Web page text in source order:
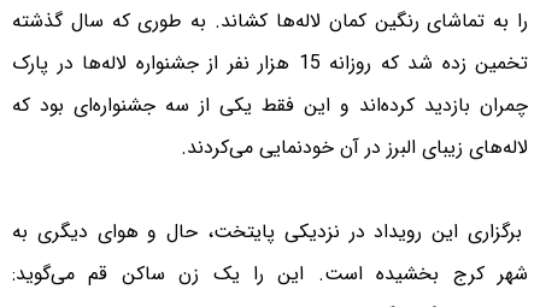
را به تماشای رنگین کمان لاله‌ها کشاند. به طوری که سال گذشته
تخمین زده شد که روزانه 15 هزار نفر از جشنواره لاله‌ها در پارک
چمران بازدید کرده‌اند و این فقط یکی از سه جشنواره‌ای بود که
لاله‌های زیبای البرز در آن خودنمایی می‌کردند.
برگزاری این رویداد در نزدیکی پایتخت، حال و هوای دیگری به
شهر کرج بخشیده است. این را یک زن ساکن قم می‌گوید: